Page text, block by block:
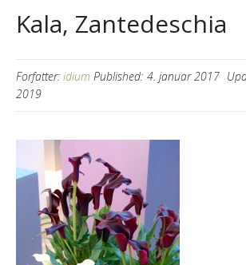
Kala, Zantedeschia
Forfatter: idium Published: 4. januar 2017
2019